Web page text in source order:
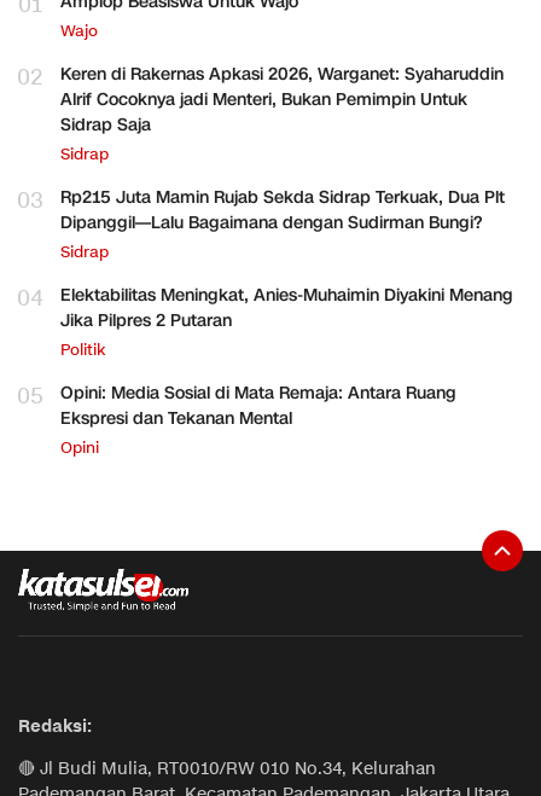
Wajo
02
Keren di Rakernas Apkasi 2026, Warganet: Syaharuddin
Alrif Cocoknya jadi Menteri, Bukan Pemimpin Untuk
Sidrap Saja
Sidrap
03
Rp215 Juta Mamin Rujab Sekda Sidrap Terkuak, Dua Plt
Dipanggil—Lalu Bagaimana dengan Sudirman Bungi?
Sidrap
04
Elektabilitas Meningkat, Anies-Muhaimin Diyakini Menang
Jika Pilpres 2 Putaran
Politik
05
Opini: Media Sosial di Mata Remaja: Antara Ruang
Ekspresi dan Tekanan Mental
Opini
Redaksi:
🔴 Jl Budi Mulia, RT0010/RW 010 No.34, Kelurahan